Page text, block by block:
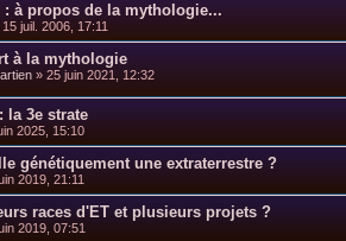
: à propos de la mythologie...
15 juil. 2006, 17:11
à la mythologie
» 25 juin 2021, 12:32
la 3e strate
2025, 15:10
génétiquement une extraterrestre ?
2019, 21:11
races d'ET et plusieurs projets ?
2019, 07:51